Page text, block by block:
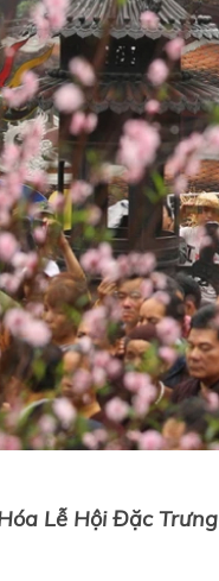
Lễ Hội Đặc Trưng